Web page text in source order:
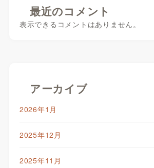
最近のコメント
表示できるコメントはありません。
アーカイブ
2026年1月
2025年12月
2025年11月